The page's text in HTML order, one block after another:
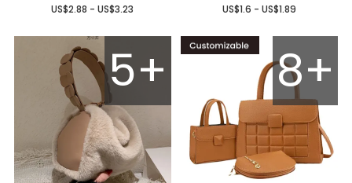
US$2.88 - US$3.23 US$1.6 - US$1.89
5+ 8+